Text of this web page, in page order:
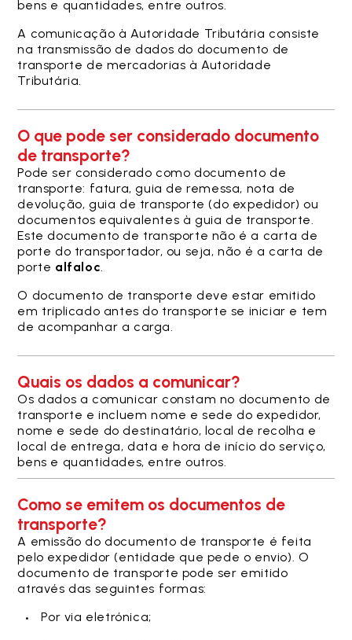
bens e quantidades, entre outros.
A comunicação à Autoridade Tributária consiste
na transmissão de dados do documento de
transporte de mercadorias à Autoridade
Tributária.
O que pode ser considerado documento
de transporte?
Pode ser considerado como documento de
transporte: fatura, guia de remessa, nota de
devolução, guia de transporte (do expedidor) ou
documentos equivalentes à guia de transporte.
Este documento de transporte não é a carta de
porte do transportador, ou seja, não é a carta de
porte alfaloc.
O documento de transporte deve estar emitido
em triplicado antes do transporte se iniciar e tem
de acompanhar a carga.
Quais os dados a comunicar?
Os dados a comunicar constam no documento de
transporte e incluem nome e sede do expedidor,
nome e sede do destinatário, local de recolha e
local de entrega, data e hora de início do serviço,
bens e quantidades, entre outros.
Como se emitem os documentos de
transporte?
A emissão do documento de transporte é feita
pelo expedidor (entidade que pede o envio). O
documento de transporte pode ser emitido
através das seguintes formas:
Por via eletrónica;